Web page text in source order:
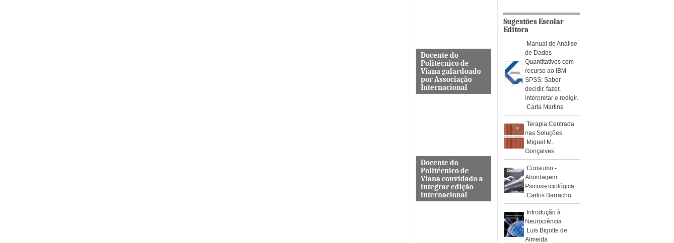
Docente do
Politécnico de
Viana galardoado
por Associação
Internacional
Docente do
Politécnico de
Viana convidado a
integrar edição
internacional
Sugestões Escolar
Editora
Manual de Análise
de Dados
Quantitativos com
recurso ao IBM
SPSS: Saber
decidir, fazer,
interpretar e redigir.
Carla Martins
Terapia Centrada
nas Soluções
Miguel M.
Gonçalves
Consumo -
Abordagem
Psicossociológica
Carlos Barracho
Introdução à
Neurociência
Luis Bigotte de
Almeida